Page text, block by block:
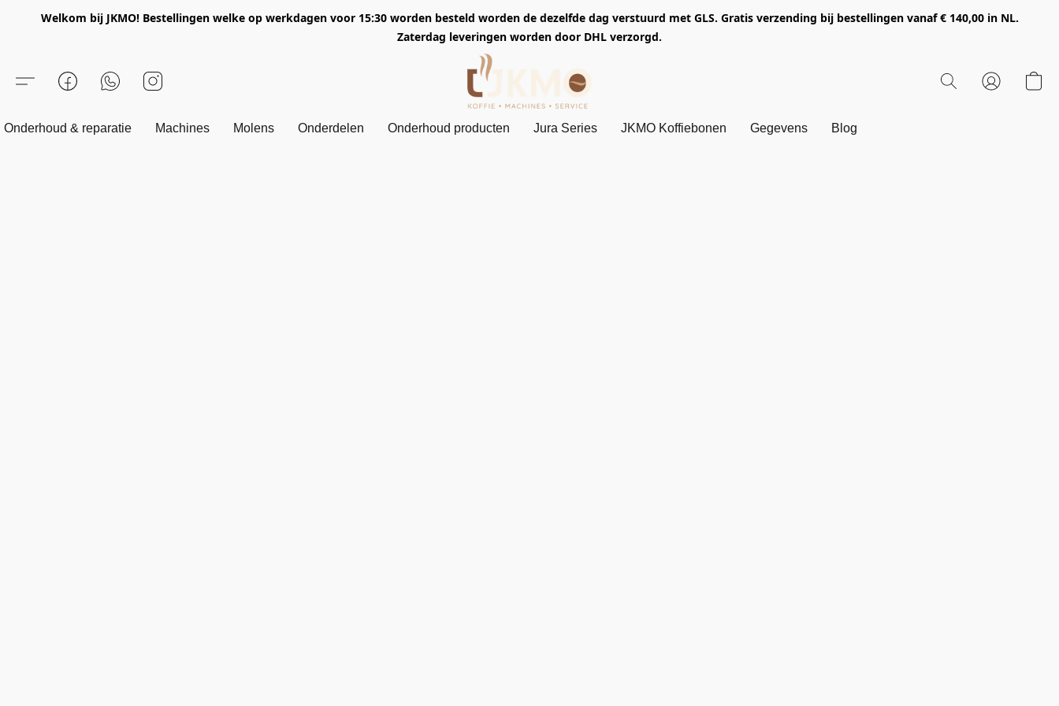
Welkom bij JKMO! Bestellingen welke op werkdagen voor 15:30 worden besteld worden de dezelfde dag verstuurd met GLS. Gratis verzending bij bestellingen vanaf € 140,00 in NL.
Zaterdag leveringen worden door DHL verzorgd.
Onderhoud & reparatie Machines Molens Onderdelen Onderhoud producten Jura Series JKMO Koffiebonen Gegevens Blog